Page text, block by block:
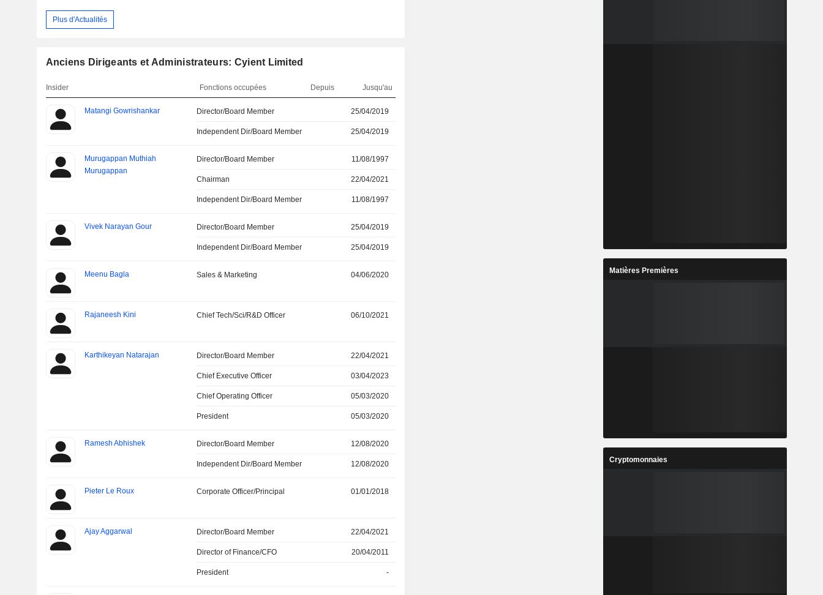
Plus d'Actualités
Anciens Dirigeants et Administrateurs: Cyient Limited
Insider Fonctions occupées Depuis Jusqu'au
Matangi Gowrishankar Director/Board Member 25/04/2019
Independent Dir/Board Member 25/04/2019
Murugappan Muthiah
Murugappan
Director/Board Member 11/08/1997
Chairman 22/04/2021
Independent Dir/Board Member 11/08/1997
Vivek Narayan Gour Director/Board Member 25/04/2019
Independent Dir/Board Member 25/04/2019
Meenu Bagla Sales & Marketing 04/06/2020
Rajaneesh Kini Chief Tech/Sci/R&D Officer 06/10/2021
Karthikeyan Natarajan Director/Board Member 22/04/2021
Chief Executive Officer 03/04/2023
Chief Operating Officer 05/03/2020
President 05/03/2020
Ramesh Abhishek Director/Board Member 12/08/2020
Independent Dir/Board Member 12/08/2020
Pieter Le Roux Corporate Officer/Principal 01/01/2018
Ajay Aggarwal Director/Board Member 22/04/2021
Director of Finance/CFO 20/04/2011
President -
Matières Premières
Cryptomonnaies